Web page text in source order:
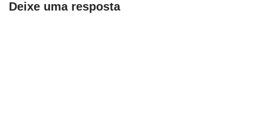
Deixe uma resposta